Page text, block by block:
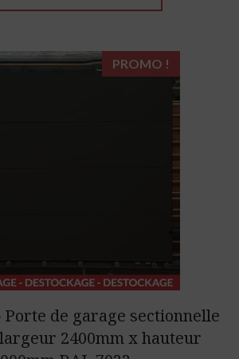
€3.027,32.€1.059,56.
PROMO !
Porte de garage sectionnelle
2400mm x hauteur